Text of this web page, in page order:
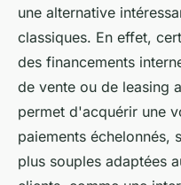
une alternative
classiques. En effet,
des financements
de vente ou de leasing
permet d'acquérir une
paiements échelonnés,
plus souples adaptées